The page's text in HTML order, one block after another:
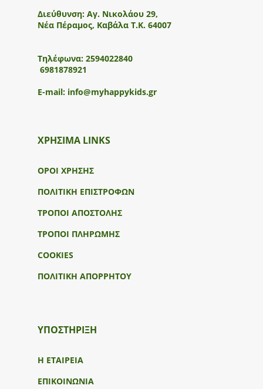
Διεύθυνση: Αγ. Νικολάου 29,
Νέα Πέραμος, Καβάλα Τ.Κ. 64007
Τηλέφωνα: 2594022840
6981878921
E-mail: info@myhappykids.gr
ΧΡΗΣΙΜΑ LINKS
ΟΡΟΙ ΧΡΗΣΗΣ
ΠΟΛΙΤΙΚΗ ΕΠΙΣΤΡΟΦΩΝ
ΤΡΟΠΟΙ ΑΠΟΣΤΟΛΗΣ
ΤΡΟΠΟΙ ΠΛΗΡΩΜΗΣ
COOKIES
ΠΟΛΙΤΙΚΗ ΑΠΟΡΡΗΤΟΥ
ΥΠΟΣΤΉΡΙΞΗ
Η ΕΤΑΙΡΕΙΑ
ΕΠΙΚΟΙΝΩΝΙΑ